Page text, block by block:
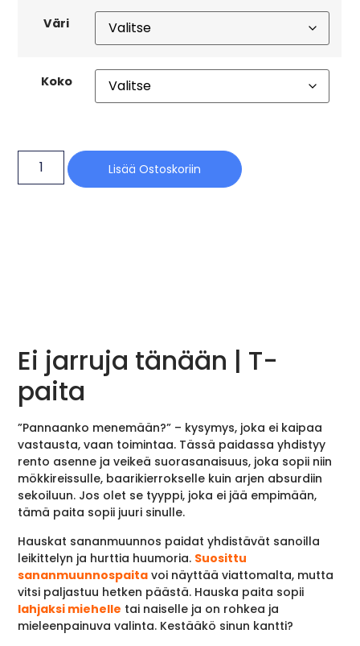
Väri
Koko
Lisää Ostoskoriin
Ei jarruja tänään | T-
paita
”Pannaanko menemään?” – kysymys, joka ei kaipaa
vastausta, vaan toimintaa. Tässä paidassa yhdistyy
rento asenne ja veikeä suorasanaisuus, joka sopii niin
mökkireissulle, baarikierrokselle kuin arjen absurdiin
sekoiluun. Jos olet se tyyppi, joka ei jää empimään,
tämä paita sopii juuri sinulle.
Hauskat sananmuunnos paidat yhdistävät sanoilla
leikittelyn ja hurttia huumoria. Suosittu
sananmuunnospaita voi näyttää viattomalta, mutta
vitsi paljastuu hetken päästä. Hauska paita sopii
lahjaksi miehelle tai naiselle ja on rohkea ja
mieleenpainuva valinta. Kestääkö sinun kantti?